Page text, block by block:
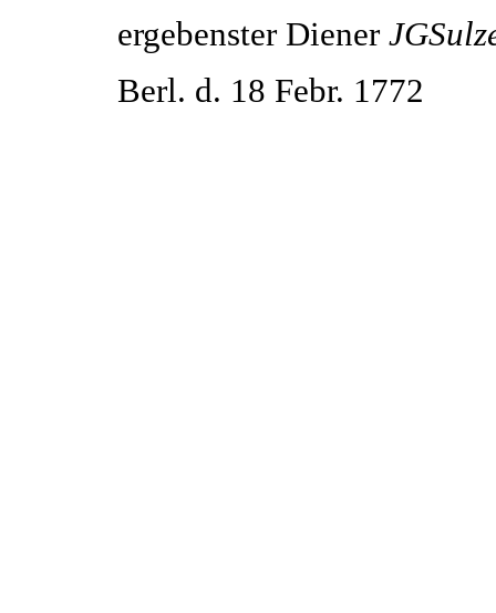
ergebenster Diener
Berl. d. 18 Febr. 1772